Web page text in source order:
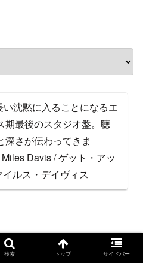
い沈黙に入ることになるエ
期最後のスタジオ盤。聴
深さが伝わってきま
Davis / ゲット・アッ
ルス・デイヴィス
検索 トップ サイドバー